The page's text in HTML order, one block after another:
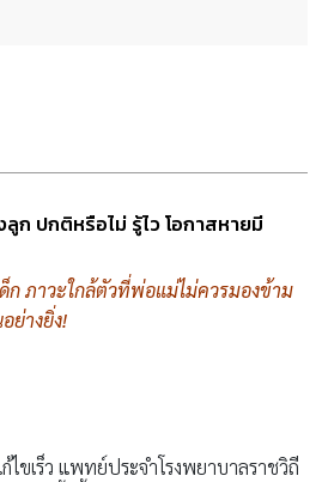
ก ปกติหรือไม่ รู้ไว โอกาสหายมี
ก ภาวะใกล้ตัวที่พ่อแม่ไม่ควรมองข้าม
ย่างยิ่ง!
ไขเร็ว แพทย์ประจำโรงพยาบาลราชวิถี